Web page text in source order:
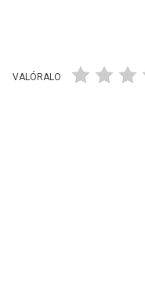
VALÓRALO